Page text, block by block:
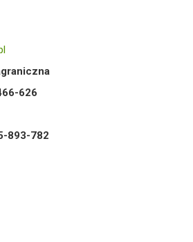
626
893-782